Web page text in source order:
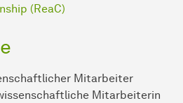
(ReaC)
Mitarbeiter
Mitarbeiterin